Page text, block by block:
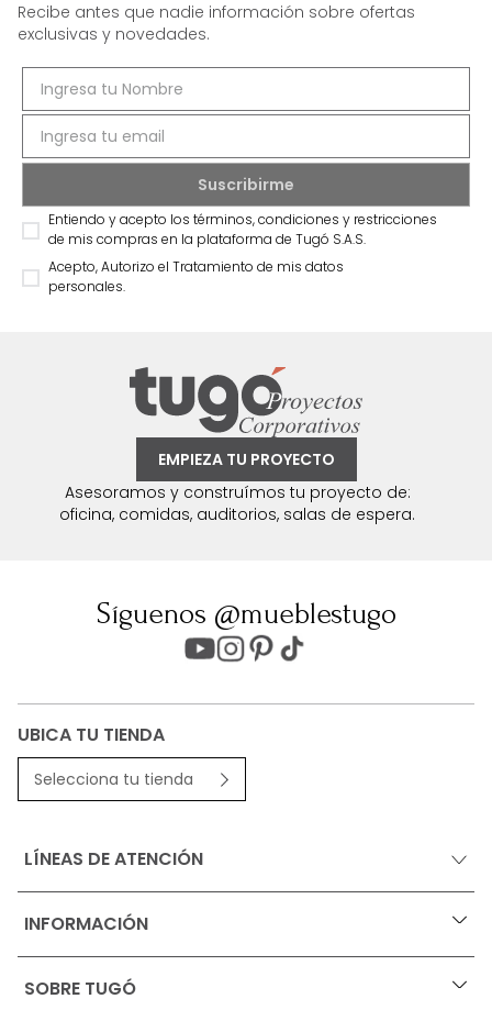
Recibe antes que nadie información sobre ofertas
exclusivas y novedades.
Entiendo y acepto los términos, condiciones y restricciones
de mis compras en la plataforma de Tugó S.A.S.
Acepto, Autorizo el Tratamiento de mis datos
personales.
EMPIEZA TU PROYECTO
Asesoramos y construímos tu proyecto de:
oficina, comidas, auditorios, salas de espera.
Síguenos @mueblestugo
UBICA TU TIENDA
Selecciona tu tienda
LÍNEAS DE ATENCIÓN
INFORMACIÓN +
Ofertas vigentes
SOBRE TUGÓ +